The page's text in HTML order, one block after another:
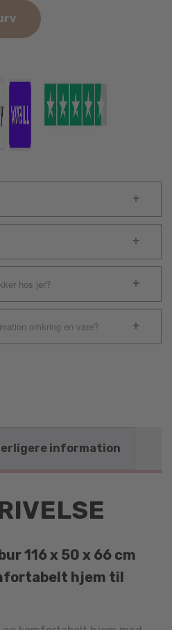
hos jer?
omkring en vare?
information
116 x 50 x 66 cm
hjem til